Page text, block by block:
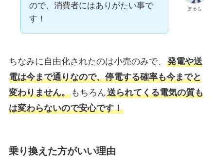
まるも
ので、消費者にはありがたい事で
す！
ちなみに自由化されたのは小売のみで、 発電や送
電は今まで通りなので、停電する確率も今までと
変わりません。もちろん送られてくる電気の質も
は変わらないので安心です！
乗り換えた方がいい理由